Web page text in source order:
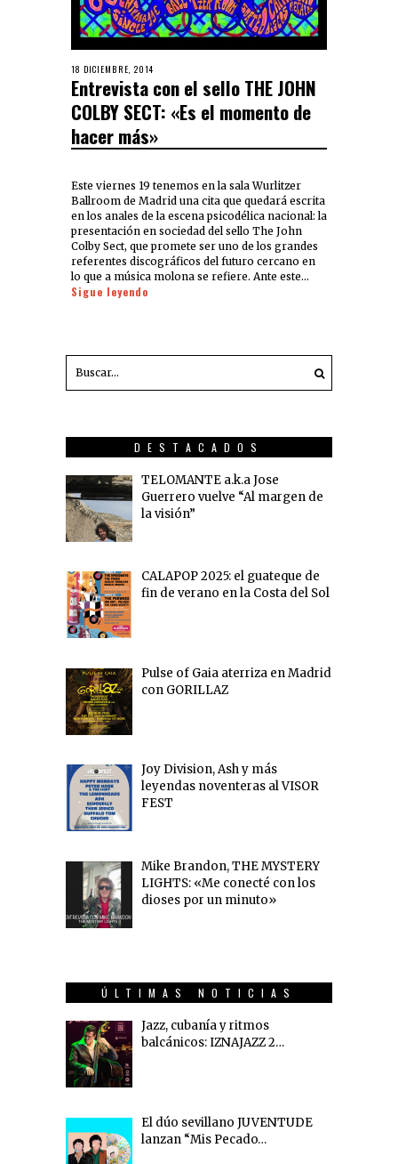
18 DICIEMBRE, 2014
Entrevista con el sello THE JOHN
COLBY SECT: «Es el momento de
hacer más»
Este viernes 19 tenemos en la sala Wurlitzer
Ballroom de Madrid una cita que quedará escrita
en los anales de la escena psicodélica nacional: la
presentación en sociedad del sello The John
Colby Sect, que promete ser uno de los grandes
referentes discográficos del futuro cercano en
lo que a música molona se refiere. Ante este…
Sigue leyendo
DESTACADOS
TELOMANTE a.k.a Jose
Guerrero vuelve “Al margen de
la visión”
CALAPOP 2025: el guateque de
fin de verano en la Costa del Sol
Pulse of Gaia aterriza en Madrid
con GORILLAZ
Joy Division, Ash y más
leyendas noventeras al VISOR
FEST
Mike Brandon, THE MYSTERY
LIGHTS: «Me conecté con los
dioses por un minuto»
ÚLTIMAS NOTICIAS
Jazz, cubanía y ritmos
balcánicos: IZNAJAZZ 2…
El dúo sevillano JUVENTUDE
lanzan “Mis Pecado…